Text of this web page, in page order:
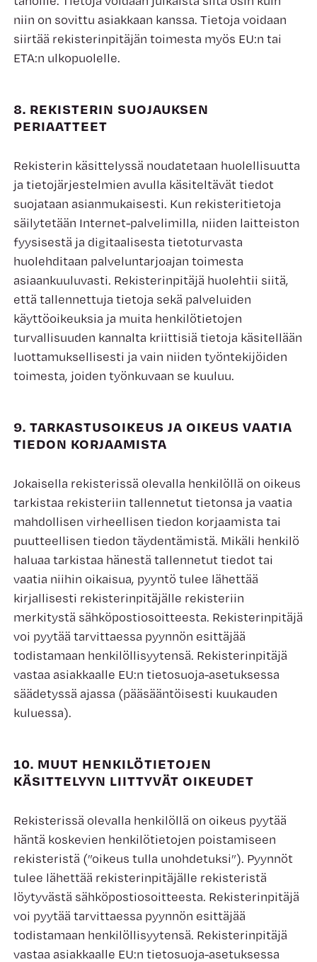
niin on sovittu asiakkaan kanssa. Tietoja voidaan
siirtää rekisterinpitäjän toimesta myös EU:n tai
ETA:n ulkopuolelle.
8. REKISTERIN SUOJAUKSEN
PERIAATTEET
Rekisterin käsittelyssä noudatetaan huolellisuutta
ja tietojärjestelmien avulla käsiteltävät tiedot
suojataan asianmukaisesti. Kun rekisteritietoja
säilytetään Internet-palvelimilla, niiden laitteiston
fyysisestä ja digitaalisesta tietoturvasta
huolehditaan palveluntarjoajan toimesta
asiaankuuluvasti. Rekisterinpitäjä huolehtii siitä,
että tallennettuja tietoja sekä palveluiden
käyttöoikeuksia ja muita henkilötietojen
turvallisuuden kannalta kriittisiä tietoja käsitellään
luottamuksellisesti ja vain niiden työntekijöiden
toimesta, joiden työnkuvaan se kuuluu.
9. TARKASTUSOIKEUS JA OIKEUS VAATIA
TIEDON KORJAAMISTA
Jokaisella rekisterissä olevalla henkilöllä on oikeus
tarkistaa rekisteriin tallennetut tietonsa ja vaatia
mahdollisen virheellisen tiedon korjaamista tai
puutteellisen tiedon täydentämistä. Mikäli henkilö
haluaa tarkistaa hänestä tallennetut tiedot tai
vaatia niihin oikaisua, pyyntö tulee lähettää
kirjallisesti rekisterinpitäjälle rekisteriin
merkitystä sähköpostiosoitteesta. Rekisterinpitäjä
voi pyytää tarvittaessa pyynnön esittäjää
todistamaan henkilöllisyytensä. Rekisterinpitäjä
vastaa asiakkaalle EU:n tietosuoja-asetuksessa
säädetyssä ajassa (pääsääntöisesti kuukauden
kuluessa).
10. MUUT HENKILÖTIETOJEN
KÄSITTELYYN LIITTYVÄT OIKEUDET
Rekisterissä olevalla henkilöllä on oikeus pyytää
häntä koskevien henkilötietojen poistamiseen
rekisteristä (”oikeus tulla unohdetuksi”). Pyynnöt
tulee lähettää rekisterinpitäjälle rekisteristä
löytyvästä sähköpostiosoitteesta. Rekisterinpitäjä
voi pyytää tarvittaessa pyynnön esittäjää
todistamaan henkilöllisyytensä. Rekisterinpitäjä
vastaa asiakkaalle EU:n tietosuoja-asetuksessa